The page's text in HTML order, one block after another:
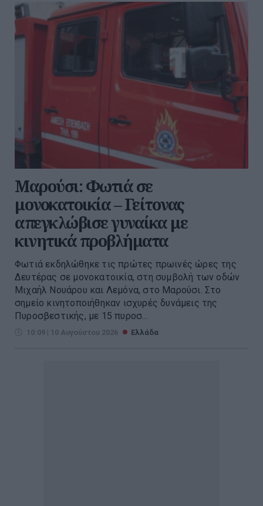
Μαρούσι: Φωτιά σε
μονοκατοικία – Γείτονας
απεγκλώβισε γυναίκα με
κινητικά προβλήματα
Φωτιά εκδηλώθηκε τις πρώτες πρωινές ώρες της
Δευτέρας σε μονοκατοικία, στη συμβολή των οδών
Μιχαήλ Νουάρου και Λεμόνα, στο Μαρούσι. Στο
σημείο κινητοποιήθηκαν ισχυρές δυνάμεις της
Πυροσβεστικής, με 15 πυροσ...
10:09 | 10 Αυγούστου 2026 Ελλάδα